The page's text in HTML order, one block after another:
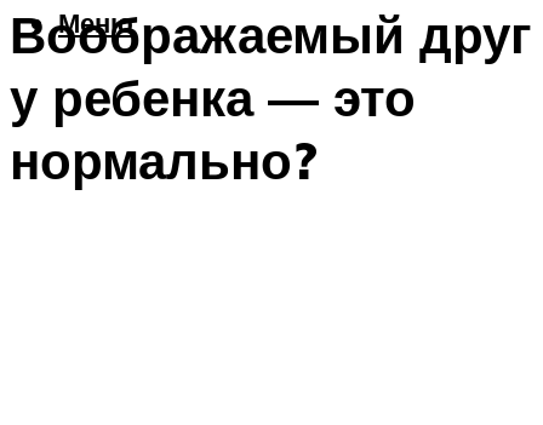
Меню
Воображаемый друг
у ребенка — это
нормально?